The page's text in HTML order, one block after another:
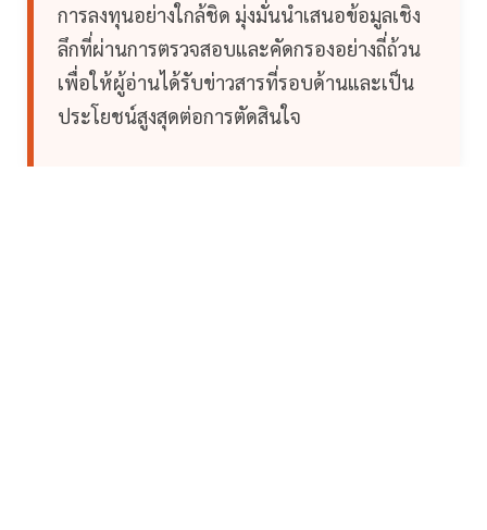
การลงทุนอย่างใกล้ชิด มุ่งมั่นนำเสนอข้อมูลเชิง
ลึกที่ผ่านการตรวจสอบและคัดกรองอย่างถี่ถ้วน
เพื่อให้ผู้อ่านได้รับข่าวสารที่รอบด้านและเป็น
ประโยชน์สูงสุดต่อการตัดสินใจ